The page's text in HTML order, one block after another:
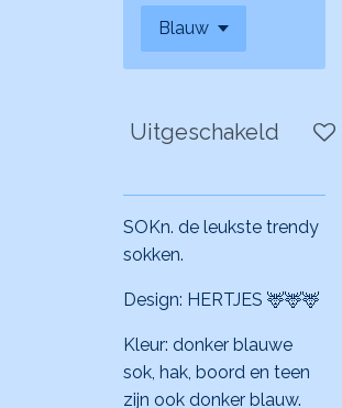
Uitgeschakeld
SOKn. de leukste trendy
sokken.
Design: HERTJES 🦌🦌🦌
Kleur: donker blauwe
sok, hak, boord en teen
zijn ook donker blauw.